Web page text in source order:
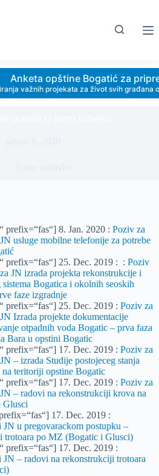
Anketa opštine Bogatić za
važnih projekata za život svih
prefix=“fas“] 8. Jan. 2020 : Poziv za
usluge mobilne telefonije za potrebe
prefix=“fas“] 25. Dec. 2019 : : Poziv
JN izrada projekta rekonstrukcije i
Bogatica i okolnih seoskih
faze izgradnje
prefix=“fas“] 25. Dec. 2019 : Poziv za
Izrada projekte dokumentacije
otpadnih voda Bogatic – prva faza
Bara u opstini Bogatic
prefix=“fas“] 17. Dec. 2019 : Poziv za
– izrada Studije postojeceg stanja
na teritoriji opstine Bogatic
prefix=“fas“] 17. Dec. 2019 : Poziv za
– radovi na rekonstrukciji krova na
Glusci
17. Dec. 2019 :
JN u pregovarackom postupku –
trotoara po MZ (Bogatic i Glusci)
prefix=“fas“] 17. Dec. 2019 :
JN – radovi na rekonstrukciji trotoara